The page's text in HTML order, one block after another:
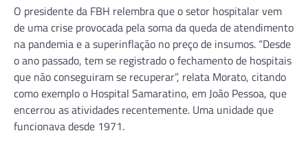
O presidente da FBH relembra que o setor hospitalar vem
de uma crise provocada pela soma da queda de atendimento
na pandemia e a superinflação no preço de insumos. “Desde
o ano passado, tem se registrado o fechamento de hospitais
que não conseguiram se recuperar”, relata Morato, citando
como exemplo o Hospital Samaratino, em João Pessoa, que
encerrou as atividades recentemente. Uma unidade que
funcionava desde 1971.